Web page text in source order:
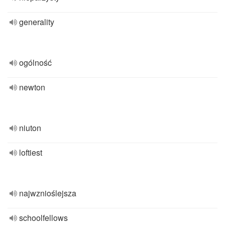
generality
ogólność
newton
niuton
loftiest
najwznioślejsza
schoolfellows